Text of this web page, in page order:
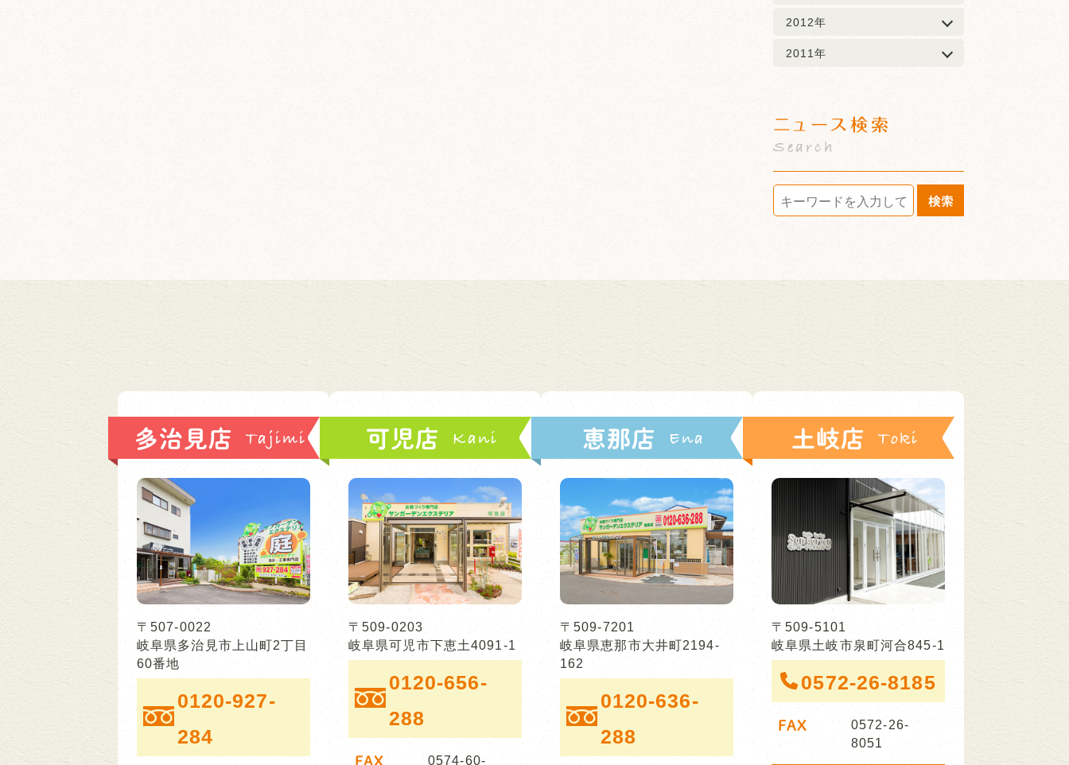
2012年
2011年
ニュース検索
Search
検索
多治見店
〒507-0022
岐阜県多治見市上山町2丁目
60番地
0120-927-
284
可児店
〒509-0203
岐阜県可児市下恵土4091-1
0120-656-
288
FAX 0574-60-
恵那店
〒509-7201
岐阜県恵那市大井町2194-
162
0120-636-
288
土岐店
〒509-5101
岐阜県土岐市泉町河合845-1
0572-26-8185
FAX
0572-26-
8051